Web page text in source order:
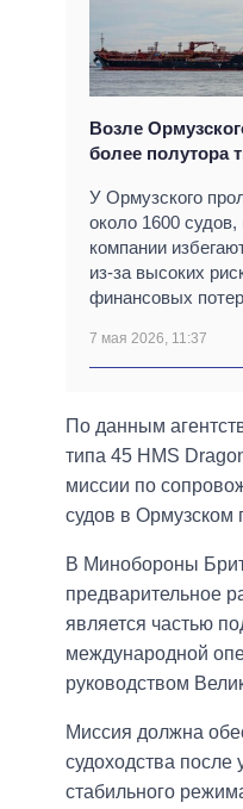
Возле
более полутора
У Ормузского
около 1600
компании
из-за высоких
финансовых
7 мая 2026, 11:37
По данным
типа 45 HMS
миссии по
судов в Ормузском
В Минобороны
предварительное
является частью
международной
руководством
Миссия должна
судоходства после
стабильного